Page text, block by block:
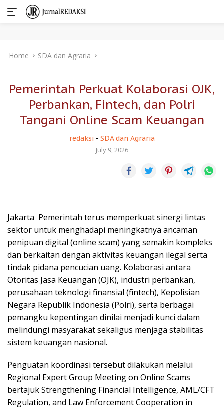
Home SDA dan Agraria
Pemerintah Perkuat Kolaborasi OJK,
Perbankan, Fintech, dan Polri
Tangani Online Scam Keuangan
redaksi - SDA dan Agraria
July 9, 2026
Jakarta  Pemerintah terus memperkuat sinergi lintas
sektor untuk menghadapi meningkatnya ancaman
penipuan digital (online scam) yang semakin kompleks
dan berkaitan dengan aktivitas keuangan ilegal serta
tindak pidana pencucian uang. Kolaborasi antara
Otoritas Jasa Keuangan (OJK), industri perbankan,
perusahaan teknologi finansial (fintech), Kepolisian
Negara Republik Indonesia (Polri), serta berbagai
pemangku kepentingan dinilai menjadi kunci dalam
melindungi masyarakat sekaligus menjaga stabilitas
sistem keuangan nasional.
Penguatan koordinasi tersebut dilakukan melalui
Regional Expert Group Meeting on Online Scams
bertajuk Strengthening Financial Intelligence, AML/CFT
Regulation, and Law Enforcement Cooperation in